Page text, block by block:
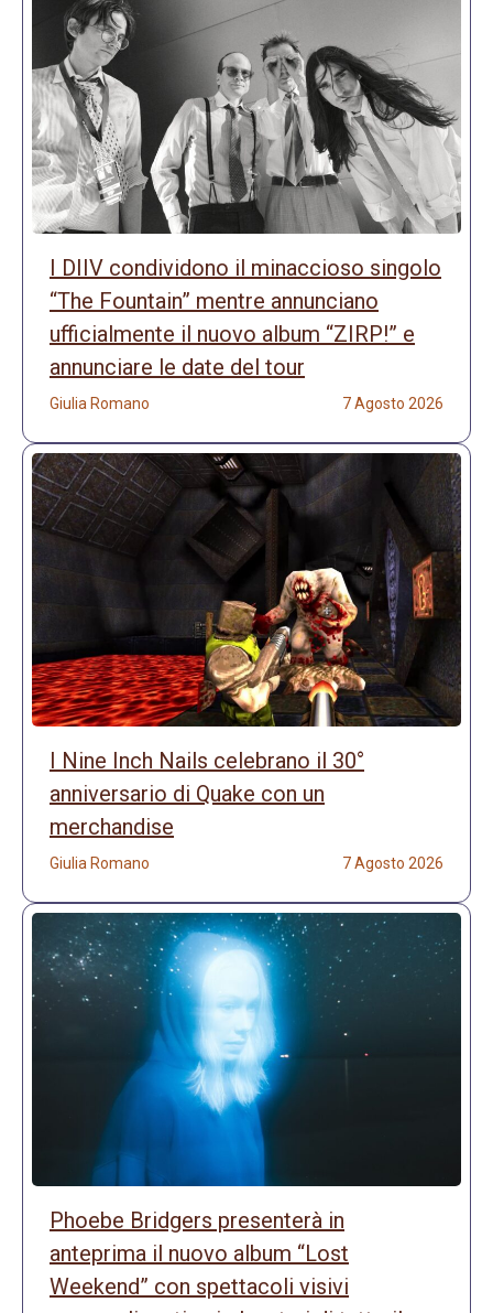
I DIIV condividono il minaccioso singolo
“The Fountain” mentre annunciano
ufficialmente il nuovo album “ZIRP!” e
annunciare le date del tour
Giulia Romano 7 Agosto 2026
I Nine Inch Nails celebrano il 30°
anniversario di Quake con un
merchandise
Giulia Romano 7 Agosto 2026
Phoebe Bridgers presenterà in
anteprima il nuovo album “Lost
Weekend” con spettacoli visivi